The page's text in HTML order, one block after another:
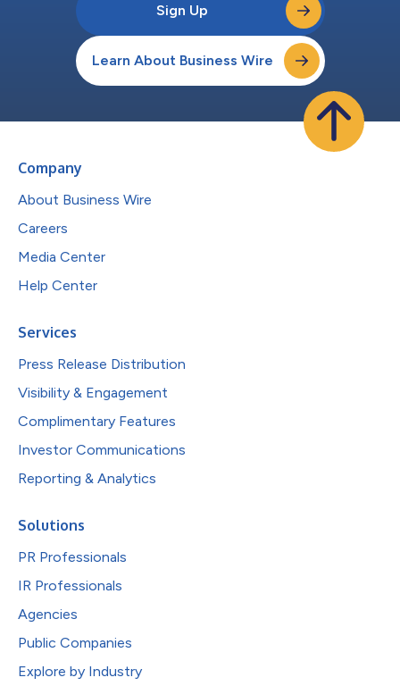
Sign Up
Learn About Business Wire
Company
About Business Wire
Careers
Media Center
Help Center
Services
Press Release Distribution
Visibility & Engagement
Complimentary Features
Investor Communications
Reporting & Analytics
Solutions
PR Professionals
IR Professionals
Agencies
Public Companies
Explore by Industry